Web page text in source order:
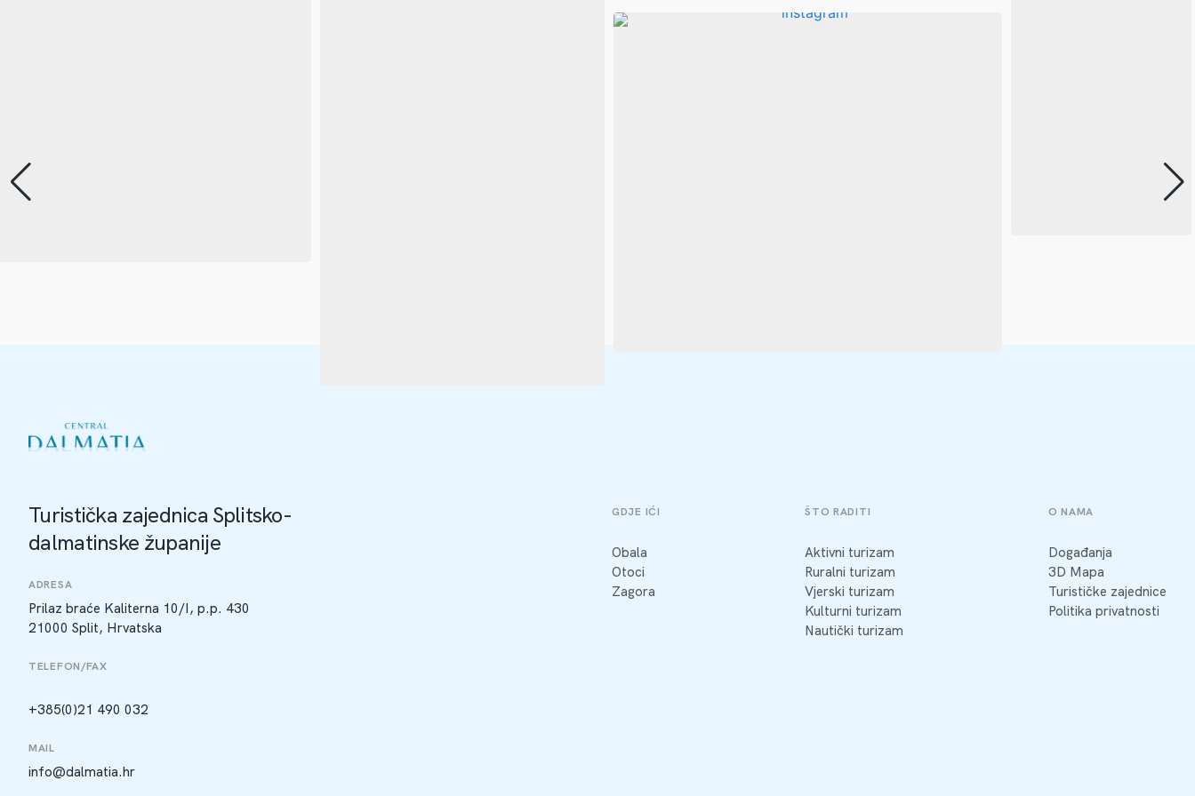
Turistička zajednica Splitsko-
dalmatinske županije
ADRESA
Prilaz braće Kaliterna 10/I, p.p. 430
21000 Split, Hrvatska
TELEFON/FAX
+385(0)21 490 032
MAIL
info@dalmatia.hr
GDJE IĆI
Obala
Otoci
Zagora
ŠTO RADITI
Aktivni turizam
Ruralni turizam
Vjerski turizam
Kulturni turizam
Nautički turizam
O NAMA
Događanja
3D Mapa
Turističke zajednice
Politika privatnosti